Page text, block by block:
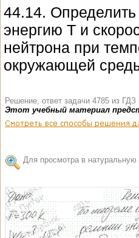
44.14. Определить
энергию T и
нейтрона при
окружающей
Решение, ответ задачи 4785 из ГДЗ
Этот учебный материал
Для просмотра в натуральную